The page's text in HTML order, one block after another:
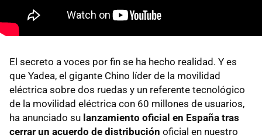
El secreto a voces por fin se ha hecho realidad. Y es
que Yadea, el gigante Chino líder de la movilidad
eléctrica sobre dos ruedas y un referente tecnológico
de la movilidad eléctrica con 60 millones de usuarios,
ha anunciado su lanzamiento oficial en España tras
cerrar un acuerdo de distribución oficial en nuestro